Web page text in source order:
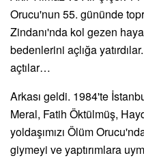
Orucu'nun 55. gününde
Zindanı'nda kol gezen
bedenlerini açlığa
açtılar…
Arkası geldi. 1984'te
Meral, Fatih Öktülmüş,
yoldaşımızı Ölüm
giymeyi ve yaptırımlara